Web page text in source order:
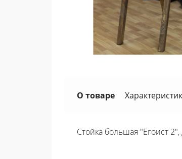
О товаре
Стойка большая "Егоист